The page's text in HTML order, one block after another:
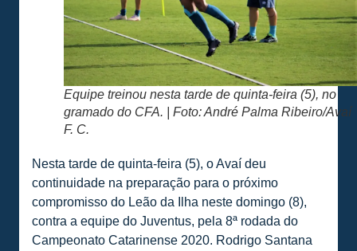
Equipe treinou nesta tarde de quinta-feira (5), no
gramado do CFA. | Foto: André Palma Ribeiro/Avaí
F. C.
Nesta tarde de quinta-feira (5), o Avaí deu
continuidade na preparação para o próximo
compromisso do Leão da Ilha neste domingo (8),
contra a equipe do Juventus, pela 8ª rodada do
Campeonato Catarinense 2020. Rodrigo Santana